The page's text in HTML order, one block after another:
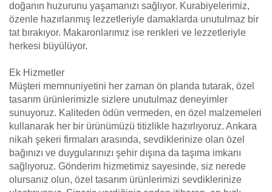
doğanın huzurunu yaşamanızı sağlıyor. Kurabiyelerimiz,
özenle hazırlanmış lezzetleriyle damaklarda unutulmaz bir
tat bırakıyor. Makaronlarımız ise renkleri ve lezzetleriyle
herkesi büyülüyor.
Ek Hizmetler
Müşteri memnuniyetini her zaman ön planda tutarak, özel
tasarım ürünlerimizle sizlere unutulmaz deneyimler
sunuyoruz. Kaliteden ödün vermeden, en özel malzemeleri
kullanarak her bir ürünümüzü titizlikle hazırlıyoruz. Ankara
nikah şekeri firmaları arasında, sevdiklerinize olan özel
bağınızı ve duygularınızı şehir dışına da taşıma imkanı
sağlıyoruz. Gönderim hizmetimiz sayesinde, siz nerede
olursanız olun, özel tasarım ürünlerimizi sevdiklerinize